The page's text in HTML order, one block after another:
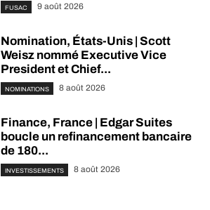
FUSAC 9 août 2026
Nomination, États-Unis | Scott
Weisz nommé Executive Vice
President et Chief...
NOMINATIONS 8 août 2026
Finance, France | Edgar Suites
boucle un refinancement bancaire
de 180...
INVESTISSEMENTS 8 août 2026